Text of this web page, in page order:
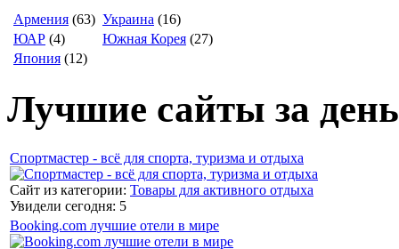
Армения (63) Украина (16)
ЮАР (4) Южная Корея (27)
Япония (12)
Лучшие сайты за день
Спортмастер - всё для спорта, туризма и отдыха
Сайт из категории: Товары для активного отдыха
Увидели сегодня: 5
Booking.com лучшие отели в мире